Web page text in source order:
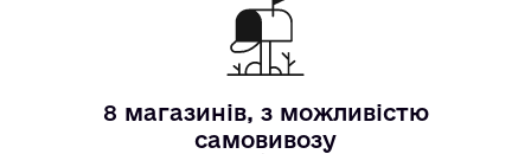
8 магазинів, з можливістю
самовивозу